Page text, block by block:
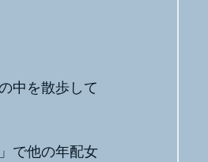
中を散歩して
で他の年配女